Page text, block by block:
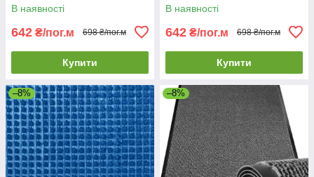
Вологопоглинаюча
брудозахисна доріжка
В наявності
642 ₴/пог.м 698 ₴/пог.м
Купити
брудозахисна доріжка на
метраж
В наявності
642 ₴/пог.м 698 ₴/пог.м
Купити
–8% –8%